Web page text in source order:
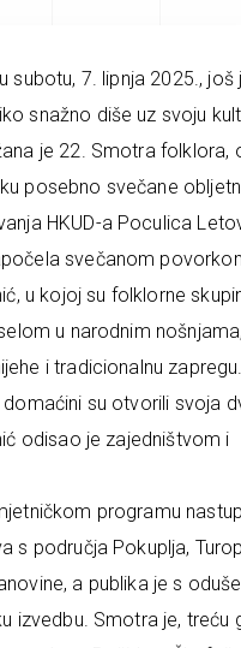
subotu, 7. lipnja 2025., još
snažno diše uz svoju
je 22. Smotra folklora,
posebno svečane
HKUD-a Poculica
svečanom
u kojoj su folklorne
u narodnim
i tradicionalnu
su otvorili svoja
odisao je zajedništvom i
programu
s područja Pokuplja,
a publika je s
izvedbu. Smotra je, treću